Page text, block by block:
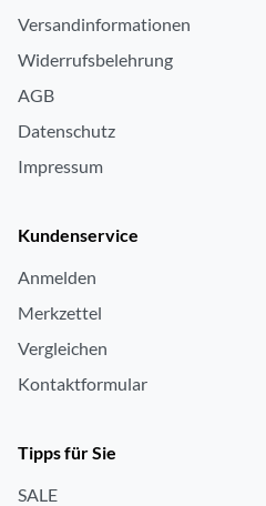
Versandinformationen
Widerrufsbelehrung
AGB
Datenschutz
Impressum
Kundenservice
Anmelden
Merkzettel
Vergleichen
Kontaktformular
Tipps für Sie
SALE